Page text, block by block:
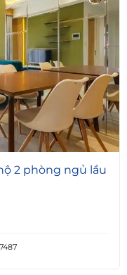
2 phòng ngủ lầu